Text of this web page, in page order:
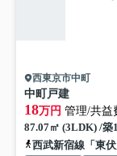
西東京市中町
中町戸建
18万円 管理/共益
87.07㎡ (3LDK) /築
西武新宿線「東